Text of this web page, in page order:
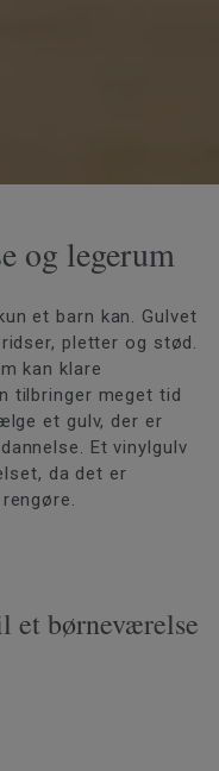
og legerum
et barn kan. Gulvet
pletter og stød.
kan klare
tilbringer meget tid
et gulv, der er
Et vinylgulv
da det er
et børneværelse